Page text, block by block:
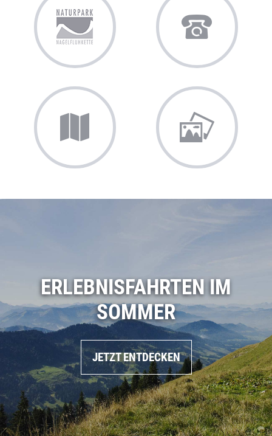
ERLEBNISFAHRTEN IM
SOMMER
JETZT ENTDECKEN